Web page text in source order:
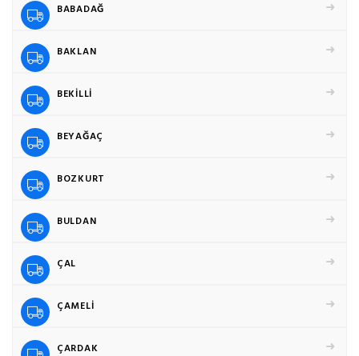
BABADAĞ
BAKLAN
BEKİLLİ
BEYAĞAÇ
BOZKURT
BULDAN
ÇAL
ÇAMELİ
ÇARDAK